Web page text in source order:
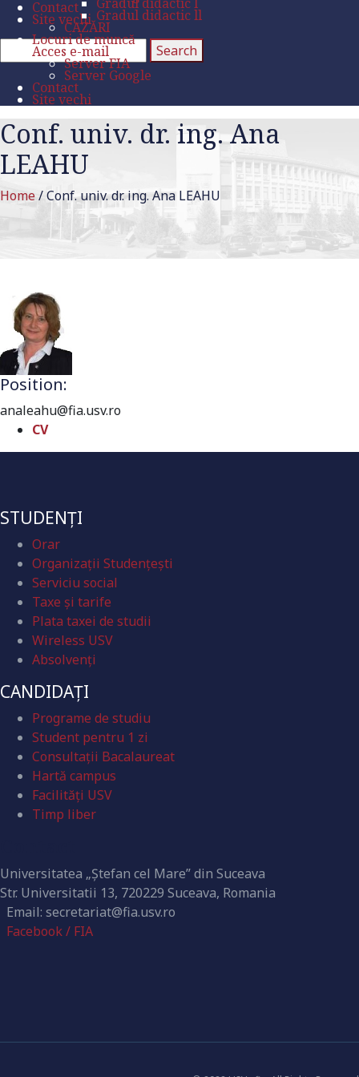
Contact
Site vechi Gradul didactic ll
CAZĂRI
Locuri de muncă
Acces e-mail
Server FIA
Server Google
Contact
Site vechi
Conf. univ. dr. ing. Ana
LEAHU
Home/Conf. univ. dr. ing. Ana LEAHU
Position:
analeahu@fia.usv.ro
CV
STUDENȚI
Orar
Organizaţii Studenţeşti
Serviciu social
Taxe și tarife
Plata taxei de studii
Wireless USV
Absolvenţi
CANDIDAȚI
Programe de studiu
Student pentru 1 zi
Consultații Bacalaureat
Hartă campus
Facilități USV
Timp liber
Universitatea „Ștefan cel Mare” din Suceava
Str. Universitatii 13, 720229 Suceava, Romania
Email: secretariat@fia.usv.ro
Facebook / FIA